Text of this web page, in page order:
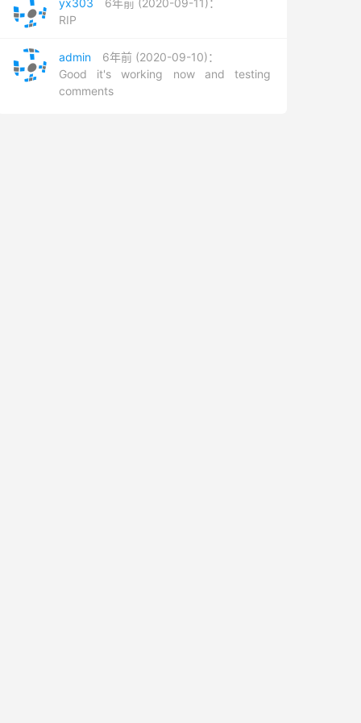
yx303
6年前 (2020-09-11)：
RIP
admin
6年前 (2020-09-10)：
Good it's working now and testing
comments